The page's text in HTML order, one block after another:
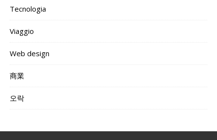
Tecnologia
Viaggio
Web design
商業
오락